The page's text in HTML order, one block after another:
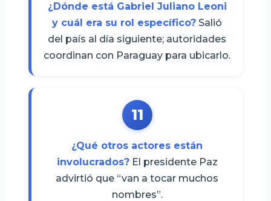
¿Dónde está Gabriel Juliano Leoni
y cuál era su rol específico? Salió
del país al día siguiente; autoridades
coordinan con Paraguay para ubicarlo.
11
¿Qué otros actores están
involucrados?El presidente Paz
advirtió que “van a tocar muchos
nombres”.